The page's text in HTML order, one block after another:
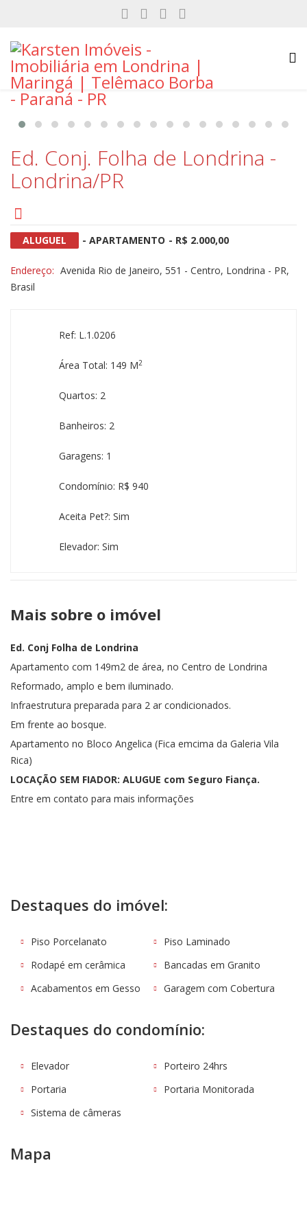
Ed. Conj. Folha de Londrina -
Londrina/PR
ALUGUEL - APARTAMENTO - R$ 2.000,00
Endereço: Avenida Rio de Janeiro, 551 - Centro, Londrina - PR,
Brasil
Ref: L.1.0206
Área Total: 149 M2
Quartos: 2
Banheiros: 2
Garagens: 1
Condomínio: R$ 940
Aceita Pet?: Sim
Elevador: Sim
Mais sobre o imóvel
Ed. Conj Folha de Londrina
Apartamento com 149m2 de área, no Centro de Londrina
Reformado, amplo e bem iluminado.
Infraestrutura preparada para 2 ar condicionados.
Em frente ao bosque.
Apartamento no Bloco Angelica (Fica emcima da Galeria Vila
Rica)
LOCAÇÃO SEM FIADOR: ALUGUE com Seguro Fiança.
Entre em contato para mais informações
Destaques do imóvel:
Piso Porcelanato
Piso Laminado
Rodapé em cerâmica
Bancadas em Granito
Acabamentos em Gesso
Garagem com Cobertura
Destaques do condomínio:
Elevador
Porteiro 24hrs
Portaria
Portaria Monitorada
Sistema de câmeras
Mapa